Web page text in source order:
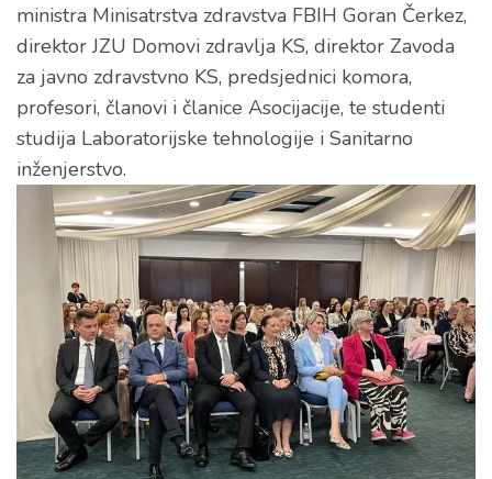
ministra Minisatrstva zdravstva FBIH Goran Čerkez,
direktor JZU Domovi zdravlja KS, direktor Zavoda
za javno zdravstvno KS, predsjednici komora,
profesori, članovi i članice Asocijacije, te studenti
studija Laboratorijske tehnologije i Sanitarno
inženjerstvo.